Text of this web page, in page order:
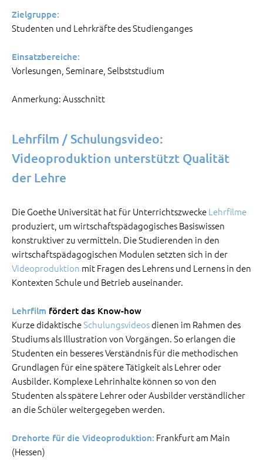
Zielgruppe:
Studenten und Lehrkräfte des Studienganges
Einsatzbereiche:
Vorlesungen, Seminare, Selbststudium
Anmerkung: Ausschnitt
Lehrfilm / Schulungsvideo:
Videoproduktion unterstützt Qualität
der Lehre
Die Goethe Universität hat für UnterrichtszweckeLehrfilme
produziert, um wirtschaftspädagogisches Basiswissen
konstruktiver zu vermitteln. Die Studierenden in den
wirtschaftspädagogischen Modulen setzten sich in der
Videoproduktion mit Fragen des Lehrens und Lernens in den
Kontexten Schule und Betrieb auseinander.
Lehrfilm fördert das Know-how
Kurze didaktischeSchulungsvideosdienen im Rahmen des
Studiums als Illustration von Vorgängen. So erlangen die
Studenten ein besseres Verständnis für die methodischen
Grundlagen für eine spätere Tätigkeit als Lehrer oder
Ausbilder. Komplexe Lehrinhalte können so von den
Studenten als spätere Lehrer oder Ausbilder verständlicher
an die Schüler weitergegeben werden.
Drehorte für die Videoproduktion: Frankfurt am Main
(Hessen)